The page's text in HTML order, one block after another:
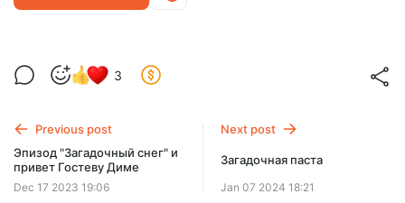
Длинный лед и привет для Марьяны
Шрамко
UNLOCK POST
3
Previous post
Эпизод "Загадочный снег" и
привет Гостеву Диме
Dec 17 2023 19:06
Next post
Загадочная паста
Jan 07 2024 18:21